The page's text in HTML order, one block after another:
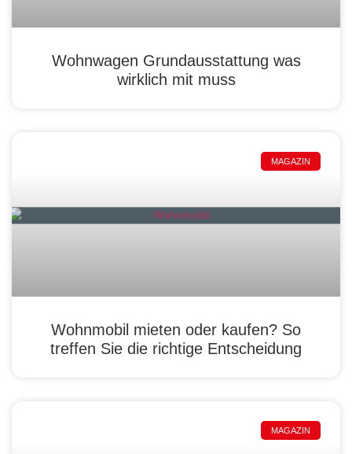
Wohnwagen Grundausstattung was
wirklich mit muss
MAGAZIN
Wohnmobil mieten oder kaufen? So
treffen Sie die richtige Entscheidung
MAGAZIN